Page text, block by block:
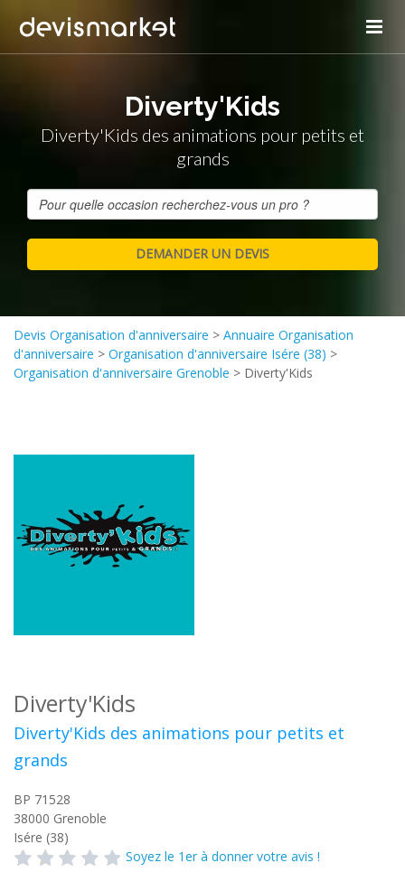
Diverty'Kids
Diverty'Kids des animations pour petits et
grands
Devis Organisation d'anniversaire > Annuaire Organisation
d'anniversaire > Organisation d'anniversaire Isére (38) >
Organisation d'anniversaire Grenoble > Diverty'Kids
Diverty'Kids
Diverty'Kids des animations pour petits et
grands
BP 71528
38000 Grenoble
Isére (38)
Soyez le 1er à donner votre avis !